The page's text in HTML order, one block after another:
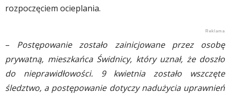
rozpoczęciem ocieplania.
– Postępowanie zostało zainicjowane przez osobę
prywatną, mieszkańca Świdnicy, który uznał, że doszło
do nieprawidłowości. 9 kwietnia zostało wszczęte
śledztwo, a postępowanie dotyczy nadużycia uprawnień